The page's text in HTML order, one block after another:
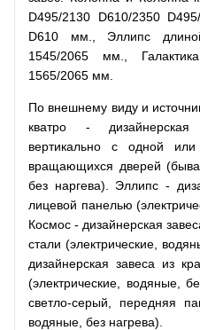
D495/2130 D610/2350
D610 мм., Эллипс
1545/2065 мм.,
1565/2065 мм.
По внешнему виду и
кватро - дизайнерская
вертикально с одной
вращающихся дверей
без наргева). Эллипс -
лицевой панелью
Космос - дизайнерская
стали (электрические,
дизайнерская завеса из
(электрические, водяные,
светло-серый, передняя
водяные, без нагрева).